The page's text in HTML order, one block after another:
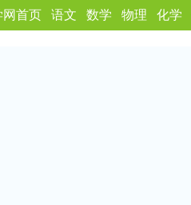
网首页 语文 数学 物理 化学